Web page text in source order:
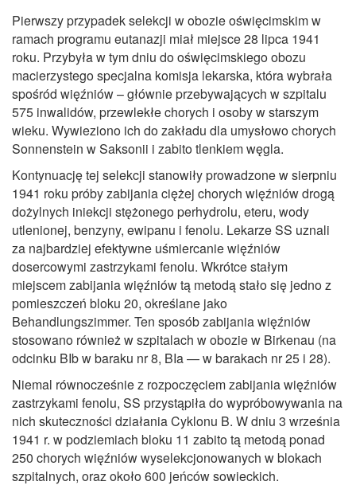
Pierwszy przypadek selekcji w obozie oświęcimskim w
ramach programu eutanazji miał miejsce 28 lipca 1941
roku. Przybyła w tym dniu do oświęcimskiego obozu
macierzystego specjalna komisja lekarska, która wybrała
spośród więźniów – głównie przebywających w szpitalu
575 inwalidów, przewlekłe chorych i osoby w starszym
wieku. Wywieziono ich do zakładu dla umysłowo chorych
Sonnenstein w Saksonii i zabito tlenkiem węgla.
Kontynuację tej selekcji stanowiły prowadzone w sierpniu
1941 roku próby zabijania ciężej chorych więźniów drogą
dożylnych iniekcji stężonego perhydrolu, eteru, wody
utlenionej, benzyny, ewipanu i fenolu. Lekarze SS uznali
za najbardziej efektywne uśmiercanie więźniów
dosercowymi zastrzykami fenolu. Wkrótce stałym
miejscem zabijania więźniów tą metodą stało się jedno z
pomieszczeń bloku 20, określane jako
Behandlungszimmer. Ten sposób zabijania więźniów
stosowano również w szpitalach w obozie w Birkenau (na
odcinku BIb w baraku nr 8, BIa — w barakach nr 25 i 28).
Niemal równocześnie z rozpoczęciem zabijania więźniów
zastrzykami fenolu, SS przystąpiła do wypróbowywania na
nich skuteczności działania Cyklonu B. W dniu 3 września
1941 r. w podziemiach bloku 11 zabito tą metodą ponad
250 chorych więźniów wyselekcjonowanych w blokach
szpitalnych, oraz około 600 jeńców sowieckich.